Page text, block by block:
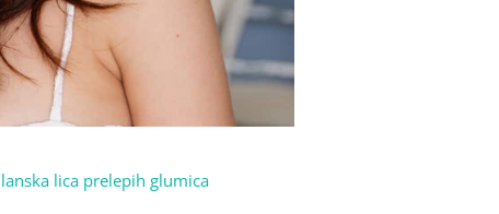
lica prelepih glumica